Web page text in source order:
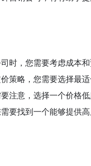
时，您需要考虑成本
策略，您需要选择最
注意，选择一个价格
要找到一个能够提供高